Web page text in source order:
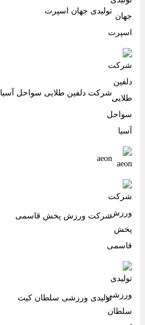
تولیدی جهان اسپرت
شرکت دلفین طلایی سواحل آسیا
شرکت ورزش پخش قاسمی
تولیدی ورزشی سلطان کیت